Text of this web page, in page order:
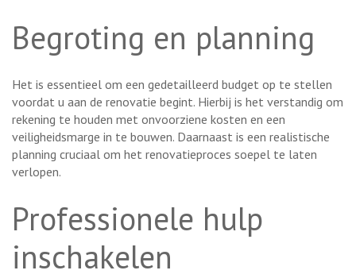
Begroting en planning
Het is essentieel om een gedetailleerd budget op te stellen
voordat u aan de renovatie begint. Hierbij is het verstandig om
rekening te houden met onvoorziene kosten en een
veiligheidsmarge in te bouwen. Daarnaast is een realistische
planning cruciaal om het renovatieproces soepel te laten
verlopen.
Professionele hulp
inschakelen